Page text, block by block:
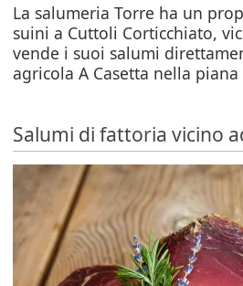
La salumeria Torre ha un
suini a Cuttoli Corticchiato,
vende i suoi salumi
agricola A Casetta nella
Salumi di fattoria vicino